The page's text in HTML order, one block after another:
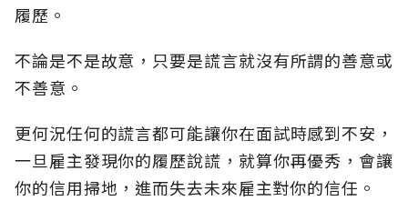
履歷。
不論是不是故意，只要是謊言就沒有所謂的善意或
不善意。
更何況任何的謊言都可能讓你在面試時感到不安，
一旦雇主發現你的履歷說謊，就算你再優秀，會讓
你的信用掃地，進而失去未來雇主對你的信任。